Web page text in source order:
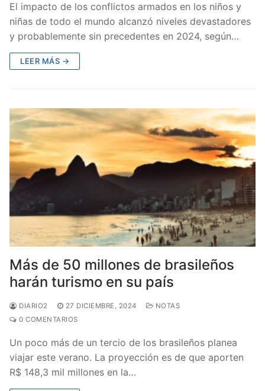
El impacto de los conflictos armados en los niños y
niñas de todo el mundo alcanzó niveles devastadores
y probablemente sin precedentes en 2024, según…
LEER MÁS →
Más de 50 millones de brasileños
harán turismo en su país
DIARIO2 27 DICIEMBRE, 2024
NOTAS
0 COMENTARIOS
Un poco más de un tercio de los brasileños planea
viajar este verano. La proyección es de que aporten
R$ 148,3 mil millones en la…